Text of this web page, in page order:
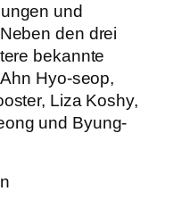
und
den drei
bekannte
Hyo-seop,
Liza Koshy,
und Byung-